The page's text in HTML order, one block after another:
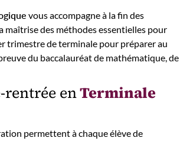
vous accompagne à la fin des
maîtrise des méthodes essentielles pour
trimestre de terminale pour préparer au
du baccalauréat de mathématique, de
rentrée enTerminale
permettent à chaque élève de